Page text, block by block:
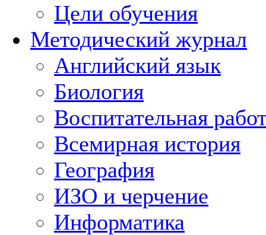
Цели обучения
Методический журнал
Английский язык
Биология
Воспитательная
Всемирная история
География
ИЗО и черчение
Информатика